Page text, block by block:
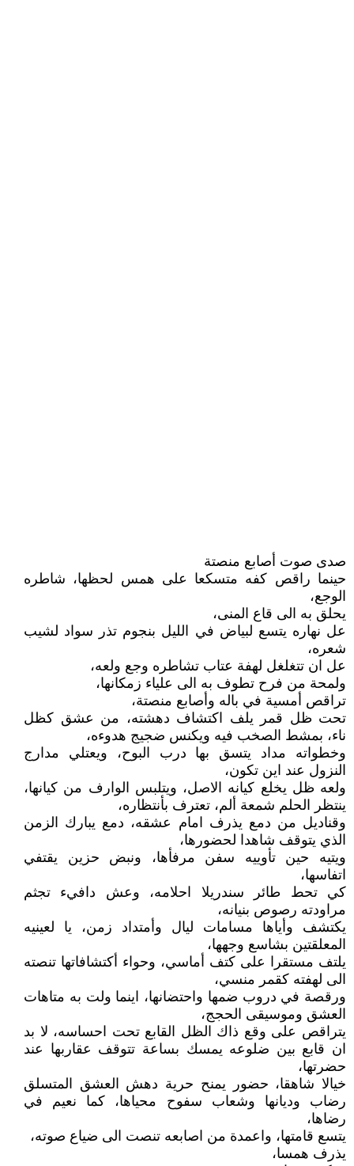
صدى صوت أصابع منصتة
حينما راقص كفه متسكعا على همس لحظها، شاطره
الوجع،
يحلق به الى قاع المنى،
عل نهاره يتسع لبياض في الليل بنجوم تذر سواد لشيب
شعره،
عل ان تتغلغل لهفة عتاب تشاطره وجع ولعه،
ولمحة من فرح تطوف به الى علياء زمكانها،
تراقص أمسية في باله وأصابع منصتة،
تحت ظل قمر يلف اكتشاف دهشته، من عشق كظل
ناء، بمشط الصخب فيه ويكنس ضجيج هدوءه،
وخطواته مداد يتسق بها درب البوح، ويعتلي مدارج
النزول عند اين تكون،
ولعه ظل يخلع كيانه الاصل، ويتلبس الوارف من كيانها،
ينتظر الحلم شمعة ألم، تعترف بأنتظاره،
وقناديل من دمع يذرف امام عشقه، دمع يبارك الزمن
الذي يتوقف شاهدا لحضورها،
ويتيه حين تأوييه سفن مرفأها، ونبض حزين يقتفي
اتفاسها،
كي تحط طائر سندريلا احلامه، وعش دافيء تجثم
مراودته رصوص بنيانه،
يكتشف وأياها مسامات ليال وأمتداد زمن، يا لعينيه
المعلقتين بشاسع وجهها،
يلتف مستقرا على كتف أماسي، وحواء أكتشافاتها تنصته
الى لهفته كقمر منسي،
ورقصة في دروب ضمها واحتضانها، اينما ولت به متاهات
العشق وموسيقى الحجج،
يتراقص على وقع ذاك الظل القابع تحت احساسه، لا بد
ان قابع بين ضلوعه يمسك بساعة تتوقف عقاربها عند
حضرتها،
خيالا شاهقا، حضور يمنح حرية دهش العشق المتسلق
رضاب وديانها وشعاب سفوح محياها، كما نعيم في
رضاها،
يتسع قامتها، واعمدة من اصابعه تنصت الى ضياع صوته،
يذرف همسا،